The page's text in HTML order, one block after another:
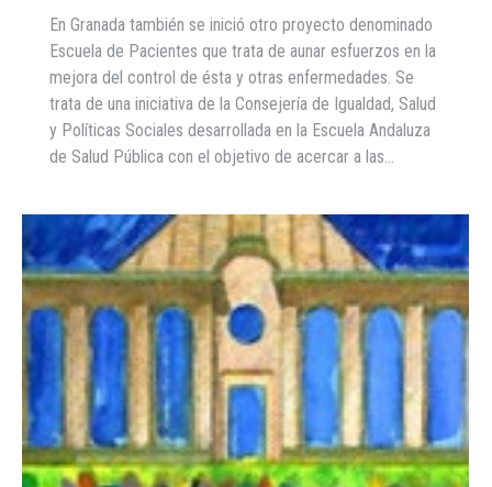
En Granada también se inició otro proyecto denominado
Escuela de Pacientes que trata de aunar esfuerzos en la
mejora del control de ésta y otras enfermedades. Se
trata de una iniciativa de la Consejería de Igualdad, Salud
y Políticas Sociales desarrollada en la Escuela Andaluza
de Salud Pública con el objetivo de acercar a las…